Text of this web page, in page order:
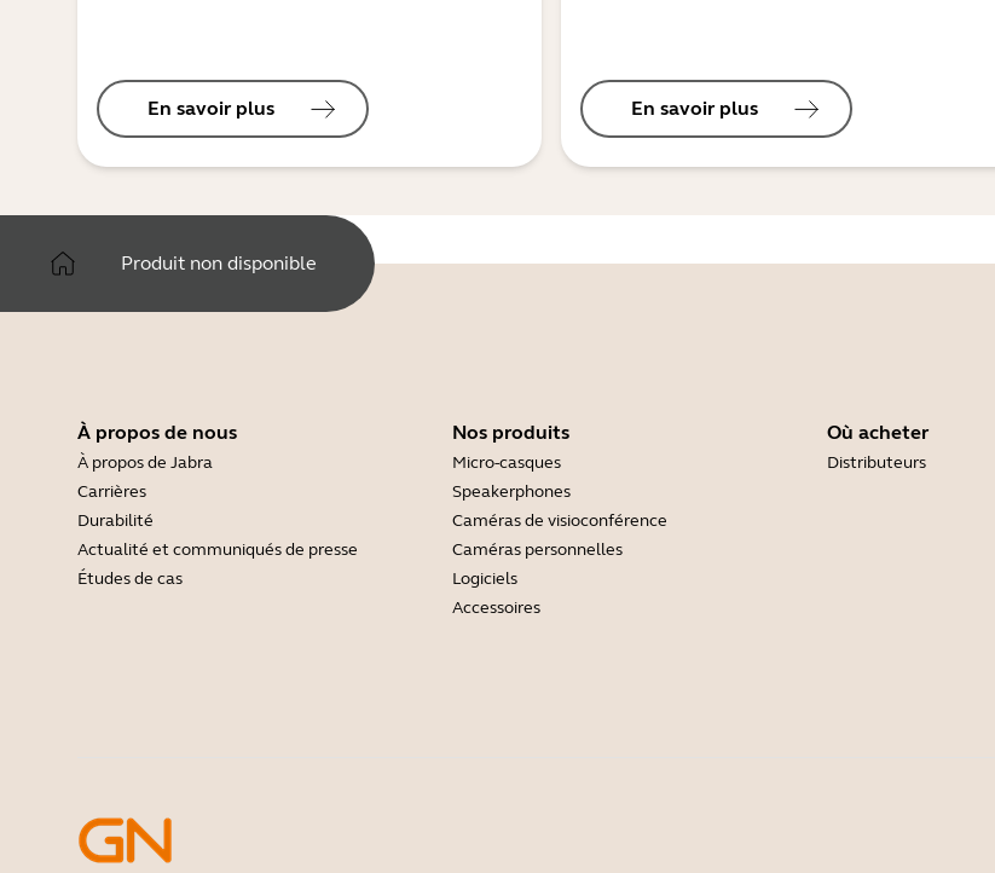
En savoir plus En savoir plus
Produit non disponible
À propos de nous
À propos de Jabra
Carrières
Durabilité
Actualité et communiqués de presse
Études de cas
Nos produits
Micro-casques
Speakerphones
Caméras de visioconférence
Caméras personnelles
Logiciels
Accessoires
Où acheter
Distributeurs